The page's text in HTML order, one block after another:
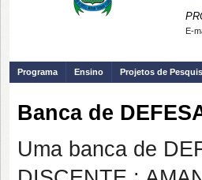
E-
Programa Ensino Projetos de
Banca de
Uma banca de